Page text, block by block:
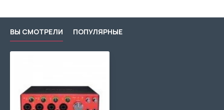
ВЫ СМОТРЕЛИ ПОПУЛЯРНЫЕ